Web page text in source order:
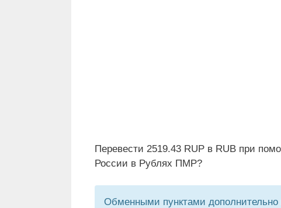
Перевести 2519.43 RUP в RUB при
России в Рублях ПМР?
Обменными пунктами